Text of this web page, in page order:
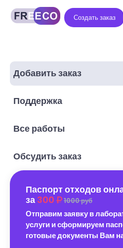
Создать заказ
Добавить заказ
Поддержка
Все работы
Обсудить заказ
Паспорт отходов
за 300 1000 руб
Отправим заявку в
услуги и сформируем
готовые документы Вам